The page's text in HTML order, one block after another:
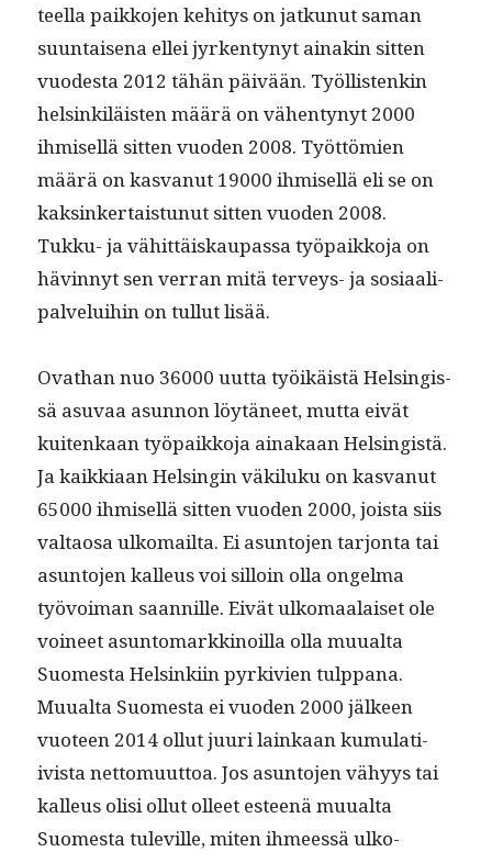
teel­la paikko­jen kehi­tys on jatkunut saman
suun­taise­na ellei jyrken­tynyt ainakin sit­ten
vuodes­ta 2012 tähän päivään. Työl­lis­tenkin
helsinkiläis­ten määrä on vähen­tynyt 2000
ihmisel­lä sit­ten vuo­den 2008. Työt­tömien
määrä on kas­vanut 19000 ihmisel­lä eli se on
kaksinker­tais­tunut sit­ten vuo­den 2008.
Tukku- ja vähit­täiskau­pas­sa työ­paikko­ja on
hävin­nyt sen ver­ran mitä ter­veys- ja sosi­aali­
palvelui­hin on tul­lut lisää.
Ovathan nuo 36000 uut­ta työikäistä Helsingis­
sä asu­vaa asun­non löytäneet, mut­ta eivät
kuitenkaan työ­paikko­ja ainakaan Helsingistä.
Ja kaikki­aan Helsin­gin väk­iluku on kas­vanut
65000 ihmisel­lä sit­ten vuo­den 2000, joista siis
val­taosa ulko­mail­ta. Ei asun­to­jen tar­jon­ta tai
asun­to­jen kalleus voi sil­loin olla ongel­ma
työvoiman saan­nille. Eivät ulko­maalaiset ole
voineet asun­tomarkki­noil­la olla muual­ta
Suomes­ta Helsinki­in pyrkivien tulp­pana.
Muual­ta Suomes­ta ei vuo­den 2000 jäl­keen
vuo­teen 2014 ollut juuri lainkaan kumu­lati­
ivista net­to­muut­toa. Jos asun­to­jen vähyys tai
kalleus olisi ollut olleet esteenä muual­ta
Suomes­ta tuleville, miten ihmeessä ulko­